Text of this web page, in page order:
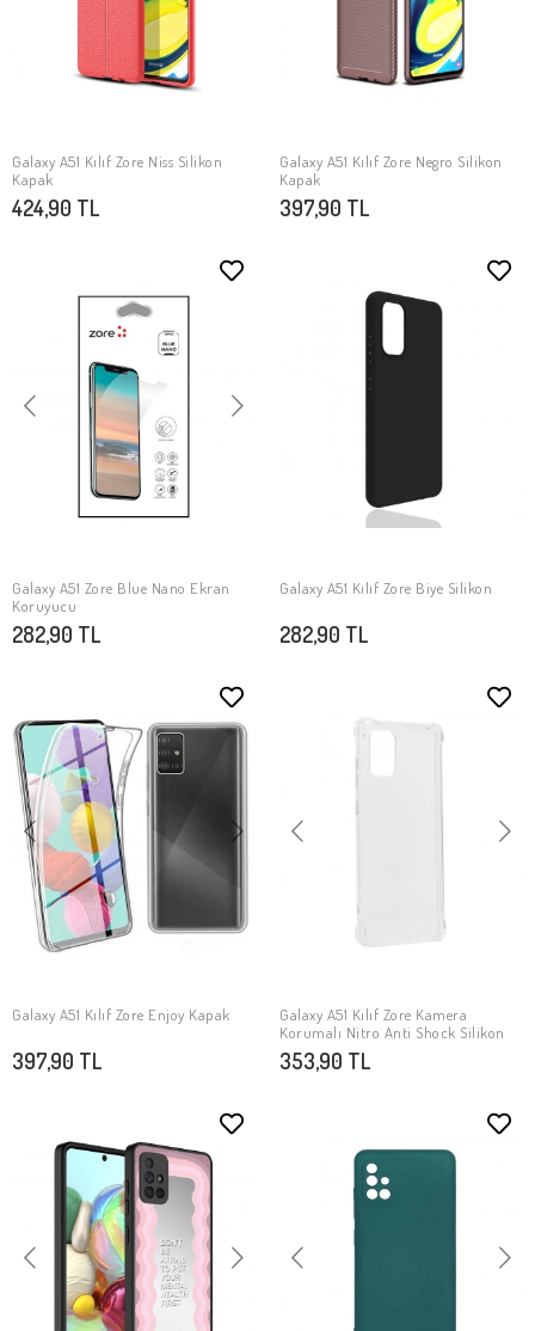
SEPETE EKLE
Galaxy A51 Kılıf Zore Niss Silikon
Kapak
424,90 TL
SEPETE EKLE
Galaxy A51 Kılıf Zore Negro Silikon
Kapak
397,90 TL
SEPETE EKLE
Galaxy A51 Zore Blue Nano Ekran
Koruyucu
282,90 TL
SEPETE EKLE
Galaxy A51 Kılıf Zore Biye Silikon
282,90 TL
SEPETE EKLE
Galaxy A51 Kılıf Zore Enjoy Kapak
397,90 TL
SEPETE EKLE
Galaxy A51 Kılıf Zore Kamera
Korumalı Nitro Anti Shock Silikon
353,90 TL